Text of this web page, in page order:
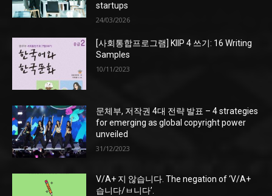
startups
24/03/2026
[사회통합프로그램] KIIP 4 쓰기: 16 Writing
Samples
10/11/2023
문체부, 저작권 4대 전략 발표 – 4 strategies
for emerging as global copyright power
unveiled
31/12/2023
V/A+ 지 않습니다. The negation of ‘V/A+
습니다/ㅂ니다’.